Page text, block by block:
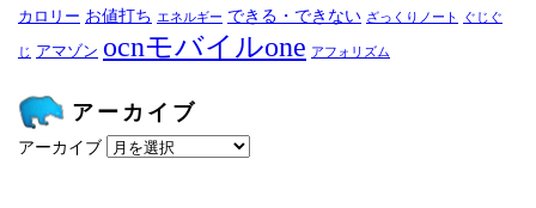
カロリー お値打ち エネルギー できる・できない ざっくりノート ぐじぐ
じ アマゾン ocnモバイルone アフォリズム
アーカイブ
アーカイブ